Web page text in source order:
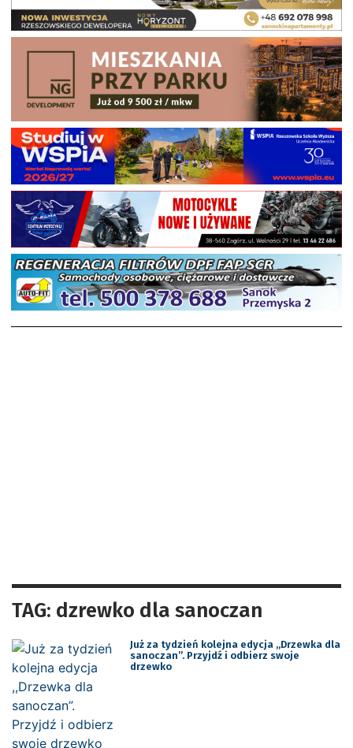
TAG: dzrewko dla sanoczan
Już za tydzień kolejna edycja ,,Drzewka dla
sanoczan”. Przyjdź i odbierz swoje
drzewko